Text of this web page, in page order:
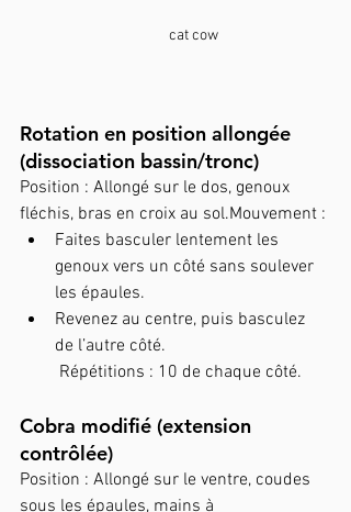
cat cow
Rotation en position allongée
(dissociation bassin/tronc)
Position : Allongé sur le dos, genoux
fléchis, bras en croix au sol.Mouvement :
Faites basculer lentement les
genoux vers un côté sans soulever
les épaules.
Revenez au centre, puis basculez
de l’autre côté.
Répétitions : 10 de chaque côté.
Cobra modifié (extension
contrôlée)
Position : Allongé sur le ventre, coudes
sous les épaules, mains à